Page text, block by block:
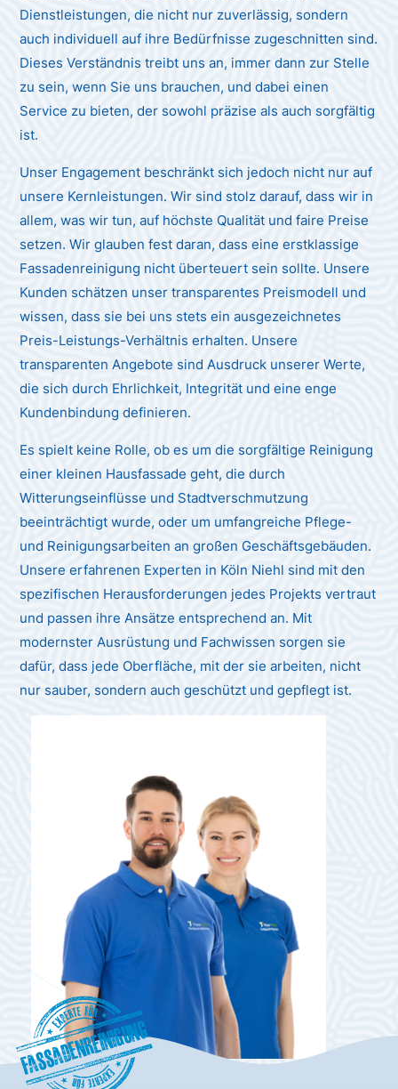
Dienstleistungen, die nicht nur zuverlässig, sondern
auch individuell auf ihre Bedürfnisse zugeschnitten sind.
Dieses Verständnis treibt uns an, immer dann zur Stelle
zu sein, wenn Sie uns brauchen, und dabei einen
Service zu bieten, der sowohl präzise als auch sorgfältig
ist.
Unser Engagement beschränkt sich jedoch nicht nur auf
unsere Kernleistungen. Wir sind stolz darauf, dass wir in
allem, was wir tun, auf höchste Qualität und faire Preise
setzen. Wir glauben fest daran, dass eine erstklassige
Fassadenreinigung nicht überteuert sein sollte. Unsere
Kunden schätzen unser transparentes Preismodell und
wissen, dass sie bei uns stets ein ausgezeichnetes
Preis-Leistungs-Verhältnis erhalten. Unsere
transparenten Angebote sind Ausdruck unserer Werte,
die sich durch Ehrlichkeit, Integrität und eine enge
Kundenbindung definieren.
Es spielt keine Rolle, ob es um die sorgfältige Reinigung
einer kleinen Hausfassade geht, die durch
Witterungseinflüsse und Stadtverschmutzung
beeinträchtigt wurde, oder um umfangreiche Pflege-
und Reinigungsarbeiten an großen Geschäftsgebäuden.
Unsere erfahrenen Experten in Köln Niehl sind mit den
spezifischen Herausforderungen jedes Projekts vertraut
und passen ihre Ansätze entsprechend an. Mit
modernster Ausrüstung und Fachwissen sorgen sie
dafür, dass jede Oberfläche, mit der sie arbeiten, nicht
nur sauber, sondern auch geschützt und gepflegt ist.
Fassadenreinigung